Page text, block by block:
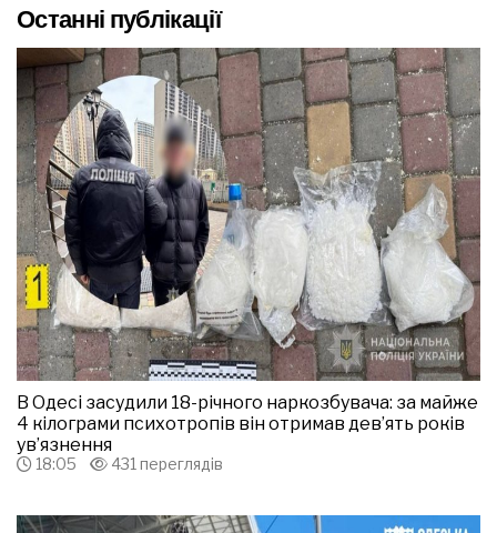
Останні публікації
В Одесі засудили 18-річного наркозбувача: за майже
4 кілограми психотропів він отримав дев’ять років
ув’язнення
18:05 431 переглядів